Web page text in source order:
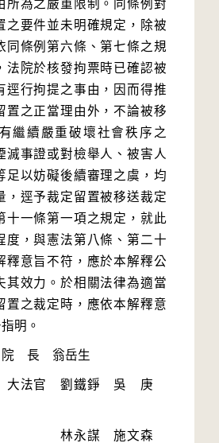
所為之嚴重限制。同條例對
之要件並未明確規定，除被
同條例第六條、第七條之規
法院於核發拘票時已確認被
逕行拘提之事由，因而得推
置之正當理由外，不論被移
繼續嚴重破壞社會秩序之
滅事證或對檢舉人、被害人
足以妨礙後續審理之虞，均
，逕予裁定留置被移送裁定
十一條第一項之規定，就此
度，與憲法第八條、第二十
釋意旨不符，應於本解釋公
其效力。於相關法律為適當
置之裁定時，應依本解釋意
鐵錚　吳　庚
　施文森